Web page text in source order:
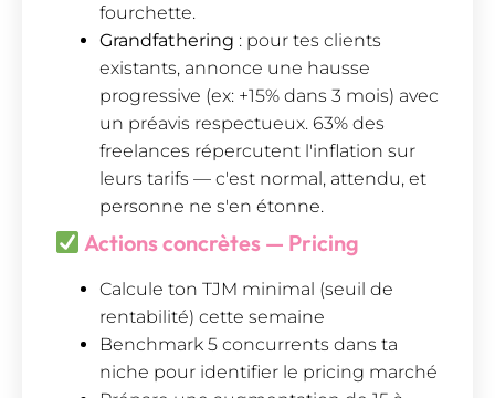
fourchette.
Grandfathering : pour tes clients
existants, annonce une hausse
progressive (ex: +15% dans 3 mois) avec
un préavis respectueux. 63% des
freelances répercutent l'inflation sur
leurs tarifs — c'est normal, attendu, et
personne ne s'en étonne.
Actions concrètes — Pricing
Calcule ton TJM minimal (seuil de
rentabilité) cette semaine
Benchmark 5 concurrents dans ta
niche pour identifier le pricing marché